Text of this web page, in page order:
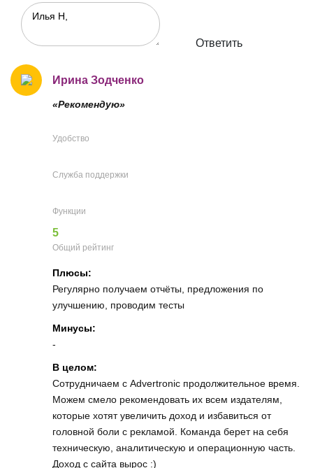
Ответить
Ирина Зодченко
«Рекомендую»
Удобство
Служба поддержки
Функции
5
Общий рейтинг
Плюсы:
Регулярно получаем отчёты, предложения по
улучшению, проводим тесты
Минусы:
-
В целом:
Сотрудничаем с Advertronic продолжительное время.
Можем смело рекомендовать их всем издателям,
которые хотят увеличить доход и избавиться от
головной боли с рекламой. Команда берет на себя
техническую, аналитическую и операционную часть.
Доход с сайта вырос :)